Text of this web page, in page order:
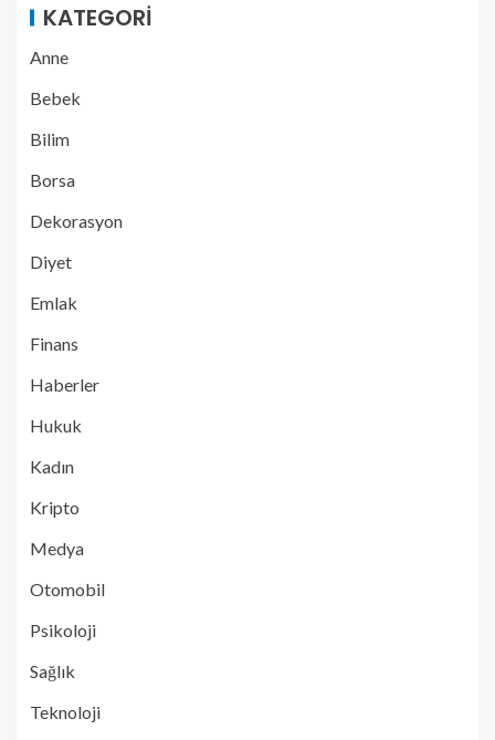
KATEGORI
Anne
Bebek
Bilim
Borsa
Dekorasyon
Diyet
Emlak
Finans
Haberler
Hukuk
Kadın
Kripto
Medya
Otomobil
Psikoloji
Sağlık
Teknoloji